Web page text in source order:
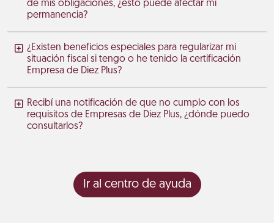
de mis obligaciones, ¿esto puede afectar mi
permanencia?
¿Existen beneficios especiales para regularizar mi
situación fiscal si tengo o he tenido la certificación
Empresa de Diez Plus?
Recibí una notificación de que no cumplo con los
requisitos de Empresas de Diez Plus, ¿dónde puedo
consultarlos?
Ir al centro de ayuda